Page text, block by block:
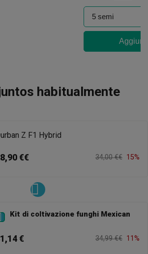
habitualmente
Z F1 Hybrid
€€ 34,00 €€ 15%
Kit di coltivazione funghi Mexican
€ 34,99 €€ 11%